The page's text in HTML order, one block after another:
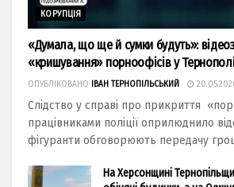
КОРУПЦІЯ
«Думала, що ще й сумки будуть»:
«кришування» порноофісів у
ОПУБЛІКОВАНО ІВАН ТЕРНОПІЛЬСЬКИЙ
Слідство у справі про прикриття
працівниками поліції оприлюднило
фігуранти обговорюють передачу
На Херсонщині